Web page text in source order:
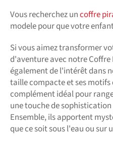
Vous recherchez uncoffre
modele pour que votre
Si vous aimez transformer
d'aventure avec notre
également de l'intérêt dans
taille compacte et ses motifs
complément idéal pour
une touche de
Ensemble, ils apportent
que ce soit sous l'eau ou sur